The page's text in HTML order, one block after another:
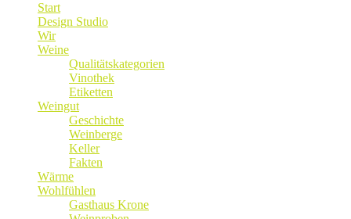
Start
Design Studio
Wir
Weine
Qualitätskategorien
Vinothek
Etiketten
Weingut
Geschichte
Weinberge
Keller
Fakten
Wärme
Wohlfühlen
Gasthaus Krone